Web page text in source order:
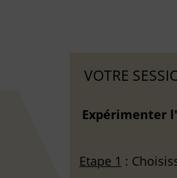
VOTRE
Expérimenter
Etape 1 :